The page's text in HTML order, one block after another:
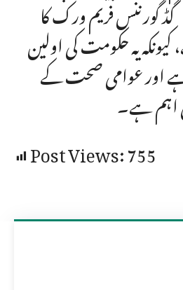
گورننس فریم ورک کا
کیونکہ یہ حکومت کی اولین
اور عوامی صحت کے
اہم ہے۔
Post Views:755